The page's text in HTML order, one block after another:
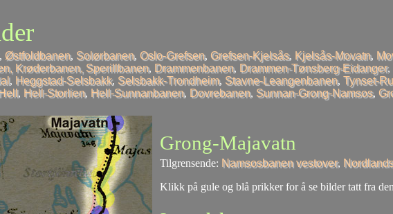
, Østfoldbanen, Solørbanen, Oslo-Grefsen, Grefsen-Kjelsås, Kjelsås-Movatn,
Krøderbanen, Sperillbanen, Drammenbanen, Drammen-Tønsberg-Eidanger,
, Heggstad-Selsbakk, Selsbakk-Trondheim, Stavne-Leangenbanen, Tynset-
, Hell-Storlien, Hell-Sunnanbanen, Dovrebanen, Sunnan-Grong-Namsos,
Grong-Majavatn
Tilgrensende: Namsosbanen vestover,
Klikk på gule og blå prikker for å se bilder tatt fra